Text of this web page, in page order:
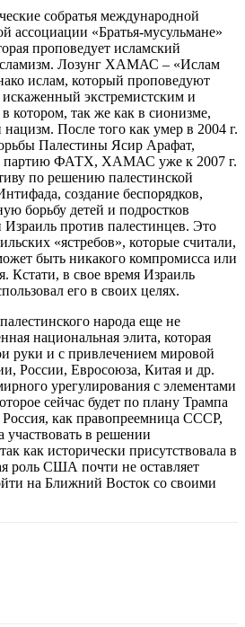
собратья международной
ассоциации «Братья-мусульмане»
проповедует исламский
Лозунг ХАМАС – «Ислам
ислам, который проповедуют
экстремистским и
котором, так же как в сионизме,
нацизм. После того как умер в 2004 г.
Палестины Ясир Арафат,
партию ФАТХ, ХАМАС уже к 2007 г.
по решению палестинской
создание беспорядков,
борьбу детей и подростков
Израиль против палестинцев. Это
«ястребов», которые считали,
быть никакого компромисса или
Кстати, в свое время Израиль
его в своих целях.
народа еще не
национальная элита, которая
руки и с привлечением мировой
России, Евросоюза, Китая и др.
урегулирования с элементами
сейчас будет по плану Трампа
Россия, как правопреемница СССР,
в решении
как исторически присутствовала в
роль США почти не оставляет
на Ближний Восток со своими